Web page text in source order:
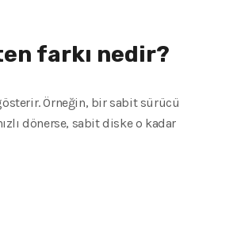
farkı nedir?
Örneğin, bir sabit sürücü
dönerse, sabit diske o kadar